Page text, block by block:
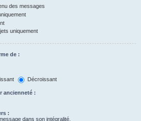
des messages
uniquement
de :
Décroissant
ancienneté :
:
dans son intégralité.